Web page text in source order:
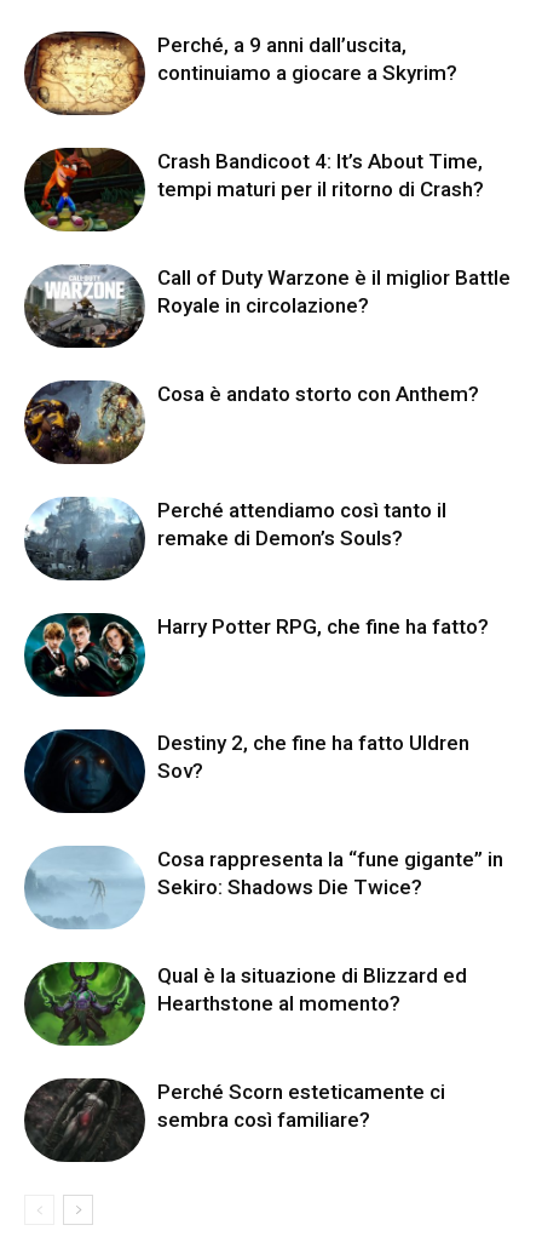
Perché, a 9 anni dall’uscita,
continuiamo a giocare a Skyrim?
Crash Bandicoot 4: It’s About Time,
tempi maturi per il ritorno di Crash?
Call of Duty Warzone è il miglior Battle
Royale in circolazione?
Cosa è andato storto con Anthem?
Perché attendiamo così tanto il
remake di Demon’s Souls?
Harry Potter RPG, che fine ha fatto?
Destiny 2, che fine ha fatto Uldren
Sov?
Cosa rappresenta la “fune gigante” in
Sekiro: Shadows Die Twice?
Qual è la situazione di Blizzard ed
Hearthstone al momento?
Perché Scorn esteticamente ci
sembra così familiare?